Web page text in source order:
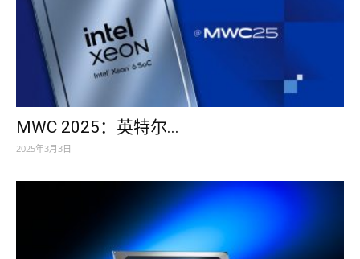
MWC 2025：英特尔...
2025年3月3日